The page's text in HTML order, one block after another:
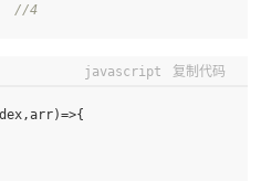
//4
javascript 复制代码
)=>{